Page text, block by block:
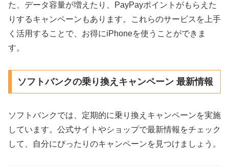
た、データ容量が増えたり、PayPayポイントがもらえた
りするキャンペーンもあります。これらのサービスを上手
く活用することで、お得にiPhoneを使うことができま
す。
ソフトバンクの乗り換えキャンペーン 最新情報
ソフトバンクでは、定期的に乗り換えキャンペーンを実施
しています。公式サイトやショップで最新情報をチェック
して、自分にぴったりのキャンペーンを見つけましょう。